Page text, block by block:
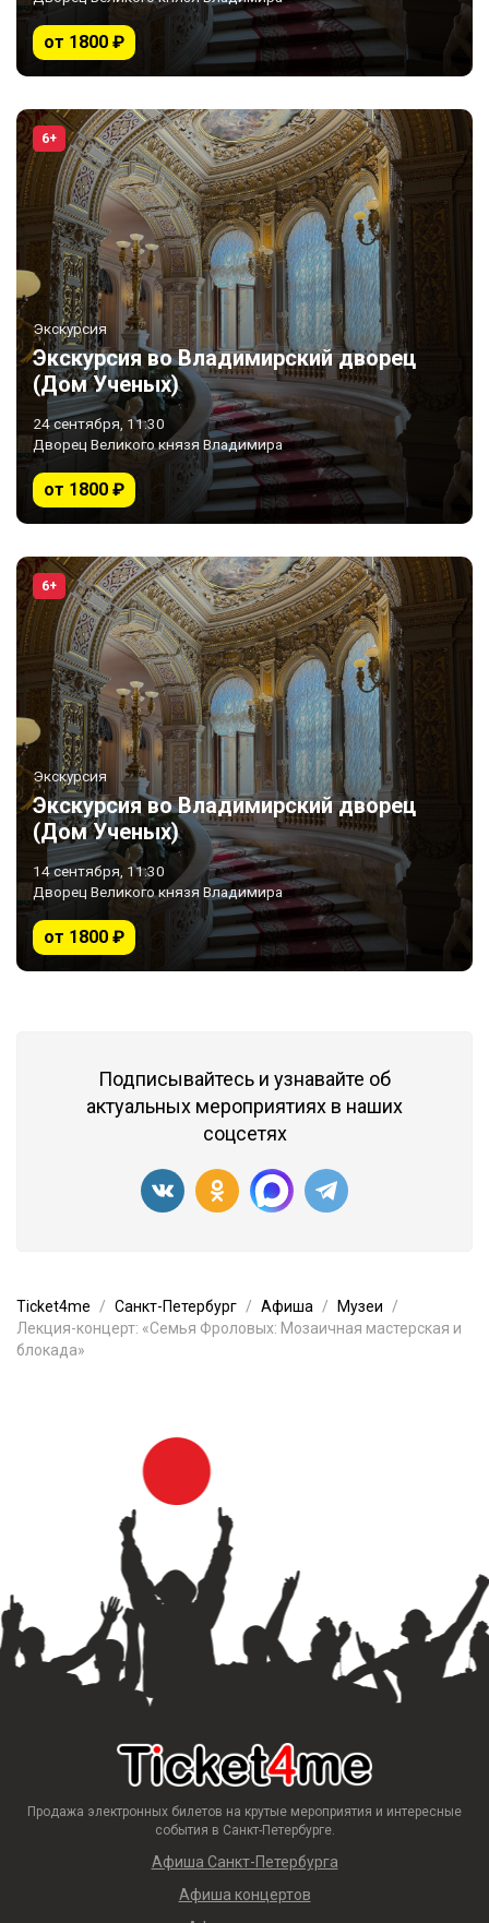
от 1800 ₽
6+
Экскурсия
Экскурсия во Владимирский дворец
(Дом Ученых)
24 сентября, 11:30
Дворец Великого князя Владимира
от 1800 ₽
6+
Экскурсия
Экскурсия во Владимирский дворец
(Дом Ученых)
14 сентября, 11:30
Дворец Великого князя Владимира
от 1800 ₽
Подписывайтесь и узнавайте об
актуальных мероприятиях в наших
соцсетях
Ticket4me Санкт-Петербург Афиша
Музеи
Лекция-концерт: «Семья Фроловых: Мозаичная мастерская и
блокада»
Продажа электронных билетов на крутые мероприятия и интересные
события в Санкт-Петербурге.
Афиша Санкт-Петербурга
Афиша концертов